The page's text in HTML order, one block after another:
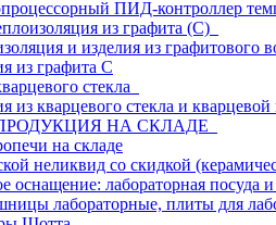
ПИД-контроллер
из графита (С)
и изделия из графитового
из графита С
стекла
из кварцевого стекла и
НА СКЛАДЕ
на складе
неликвид со скидкой
оснащение: лабораторная посуда
лабораторные, плиты для